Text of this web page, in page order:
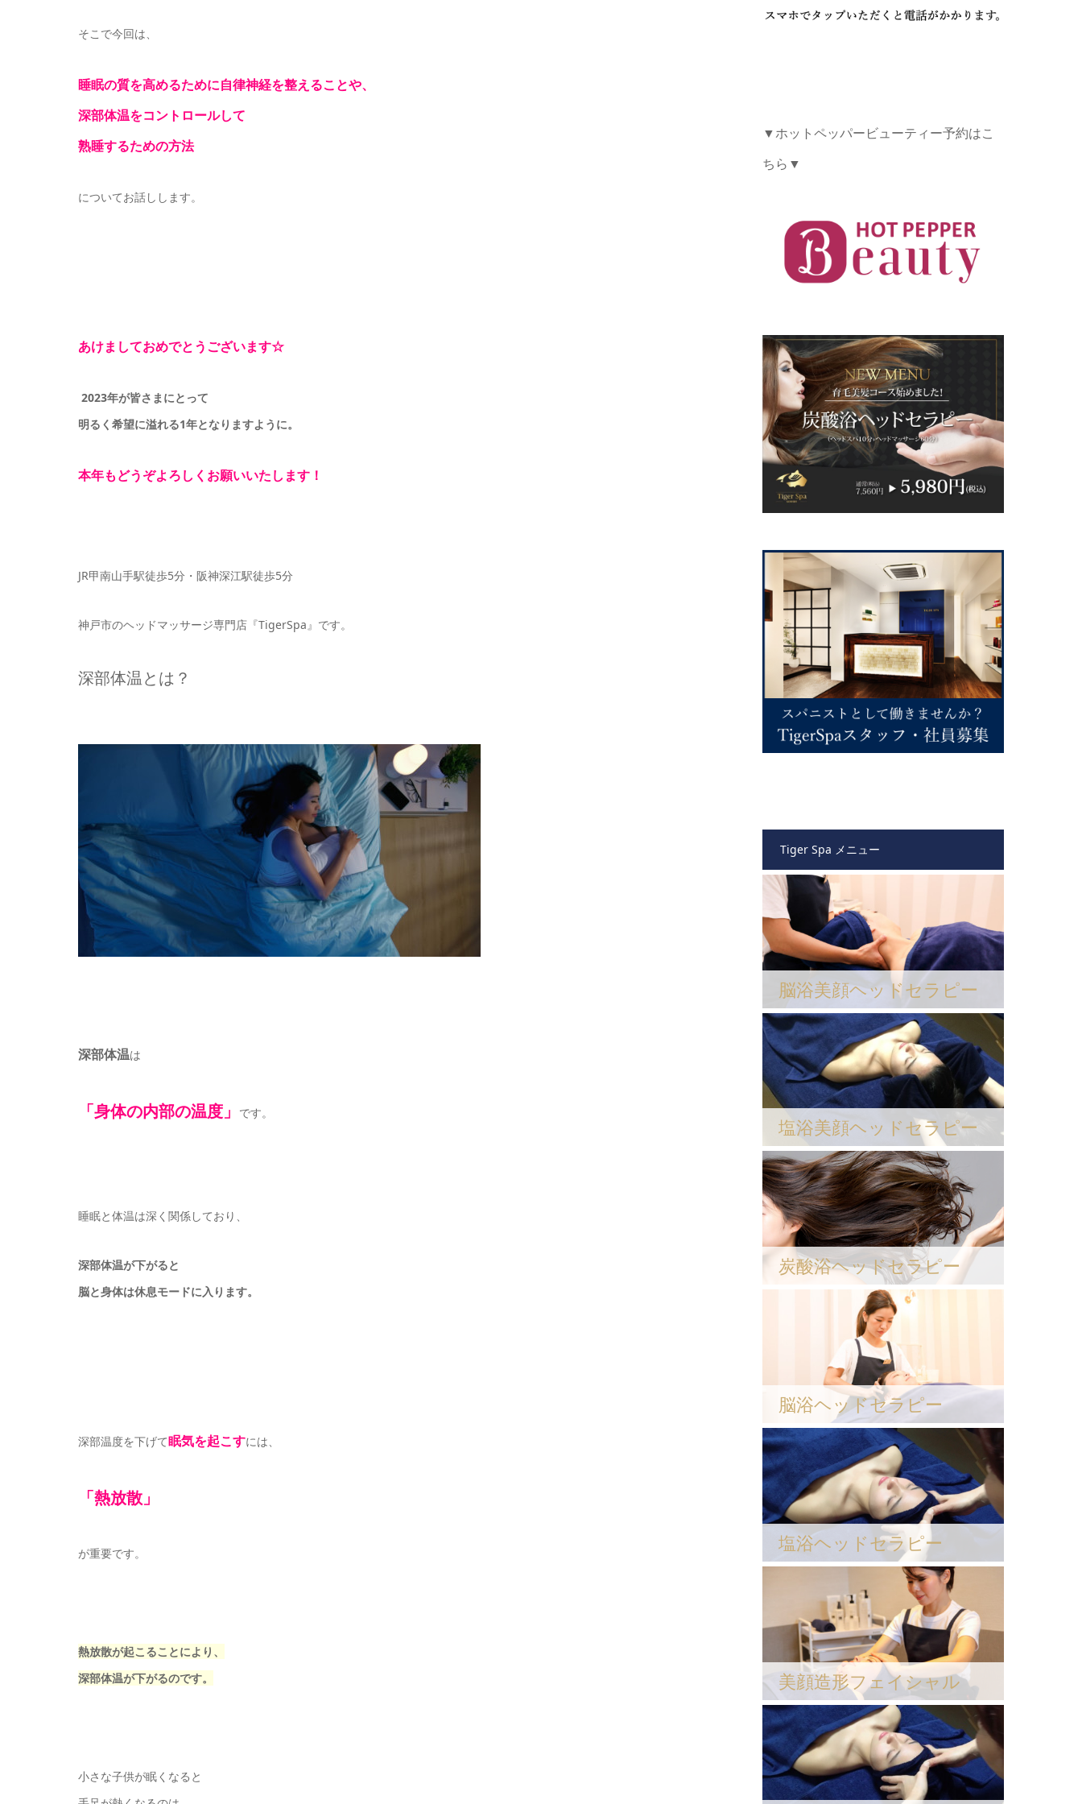
そこで今回は、
睡眠の質を高めるために自律神経を整えることや、
深部体温をコントロールして
熟睡するための方法
についてお話しします。
あけましておめでとうございます☆
2023年が皆さまにとって
明るく希望に溢れる1年となりますように。
本年もどうぞよろしくお願いいたします！
JR甲南山手駅徒歩5分・阪神深江駅徒歩5分
神戸市のヘッドマッサージ専門店『TigerSpa』です。
深部体温とは？
深部体温は
「身体の内部の温度」 です。
睡眠と体温は深く関係しており、
深部体温が下がると
脳と身体は休息モードに入ります。
深部温度を下げて眠気を起こすには、
「熱放散」
が重要です。
熱放散が起こることにより、
深部体温が下がるのです。
小さな子供が眠くなると
▼ホットペッパービューティー予約はこ
ちら▼
Tiger Spa メニュー
脳浴美顔ヘッドセラピー
塩浴美顔ヘッドセラピー
炭酸浴ヘッドセラピー
脳浴ヘッドセラピー
塩浴ヘッドセラピー
美顔造形フェイシャル